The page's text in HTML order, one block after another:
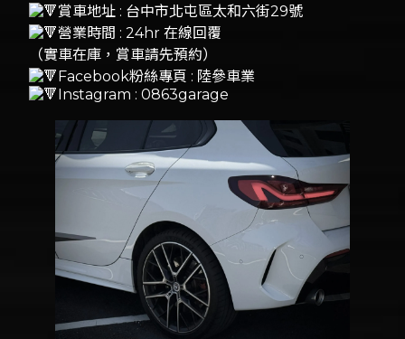
賞車地址 : 台中市北屯區太和六街29號
營業時間 : 24hr 在線回覆
（實車在庫，賞車請先預約）
Facebook粉絲專頁 : 陸參車業
Instagram : 0863garage